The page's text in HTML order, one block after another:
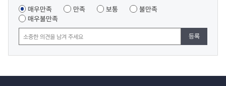
조사
매우만족 만족 보통
불만족
매우불만족
등록